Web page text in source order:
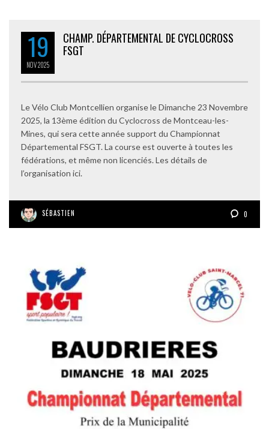
19
NOV2025
CHAMP. DÉPARTEMENTAL DE CYCLOCROSS
FSGT
Le Vélo Club Montcellien organise le Dimanche 23 Novembre
2025, la 13ème édition du Cyclocross de Montceau-les-
Mines, qui sera cette année support du Championnat
Départemental FSGT. La course est ouverte à toutes les
fédérations, et même non licenciés. Les détails de
l’organisation ici.
SÉBASTIEN 0